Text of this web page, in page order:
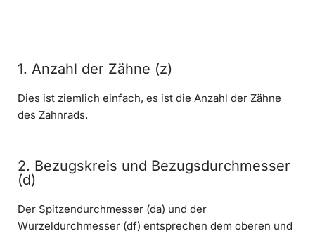
1. Anzahl der Zähne (z)
Dies ist ziemlich einfach, es ist die Anzahl der Zähne
des Zahnrads.
2. Bezugskreis und Bezugsdurchmesser
(d)
Der Spitzendurchmesser (da) und der
Wurzeldurchmesser (df) entsprechen dem oberen und